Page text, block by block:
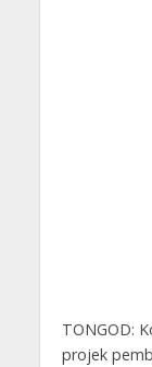
TONGOD:
projek